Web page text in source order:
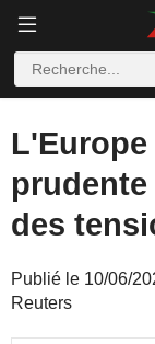
des
Publié le 10/06/
Reuters